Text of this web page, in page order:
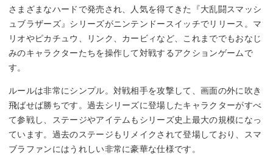
さまざまなハードで発売され、人気を得てきた『大乱闘スマッシ
ュブラザーズ』シリーズがニンテンドースイッチでリリース。マ
リオやピカチュウ、リンク、カービィなど、これまででもおなじ
みのキャラクターたちを操作して対戦するアクションゲームで
す。
ルールは非常にシンプル。対戦相手を攻撃して、画面の外に吹き
飛ばせば勝ちです。過去シリーズに登場したキャラクターがすべ
て参戦し、ステージやアイテムもシリーズ史上最大の規模になっ
ています。過去のステージもリメイクされて登場しており、スマ
ブラファンにはうれしい非常に豪華な仕様です。